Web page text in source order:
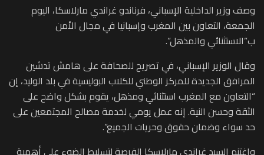
وصف وزير الداخلية الإسباني، فرناندو غراندي مارلاسكا، اليوم
الجمعة، التعاون بين المغرب وإسبانيا في مجال الأمن
ب”الاستثنائي والمذهل”.
وقال الوزير الإسباني، في تصريح للصحافة على هامش تدشين
المرافق الجديدة للمركز الوطني للكلاب البوليسية في بلد الوليد، إن
“التعاون مع المغرب استثنائي ومذهل، يقوم بشكل واضح على
الثقة وحسن النية. إنه عمل يومي لخدمة مصالح المجتمعين على
حد سواء وضمان حقوق وحريات الجميع”.
واغتنم السيد غراندي مارلاسكا الفرصة لتسليط الضوء على أهمية